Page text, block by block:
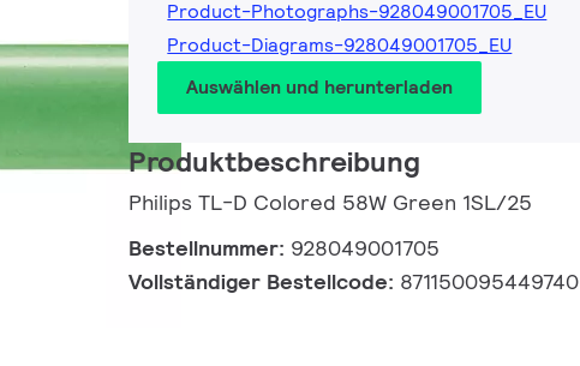
Product-Photographs-928049001705_EU
Product-Diagrams-928049001705_EU
Auswählen und herunterladen
Produktbeschreibung
Philips TL-D Colored 58W Green 1SL/25
Bestellnummer: 928049001705
Vollständiger Bestellcode: 871150095449740